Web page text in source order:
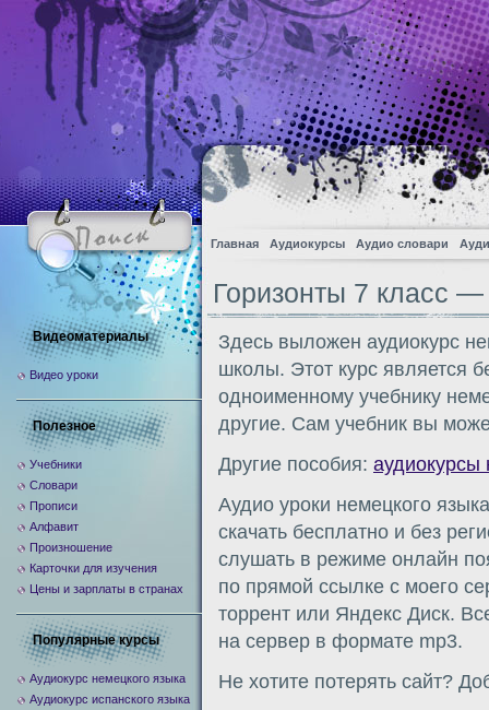
Главная Аудиокурсы Аудио словари
Горизонты 7 класс
Здесь выложен аудиокурс
школы. Этот курс является
одноименному учебнику
другие. Сам учебник вы
Другие пособия: аудиокурсы
Аудио уроки немецкого
скачать бесплатно и без
слушать в режиме онлайн
по прямой ссылке с моего
торрент или Яндекс Диск.
на сервер в формате mp3.
Не хотите потерять сайт?
Видеоматериалы
Видео уроки
Полезное
Учебники
Словари
Прописи
Алфавит
Произношение
Карточки для изучения
Цены и зарплаты в странах
Популярные курсы
Аудиокурс немецкого языка
Аудиокурс испанского языка